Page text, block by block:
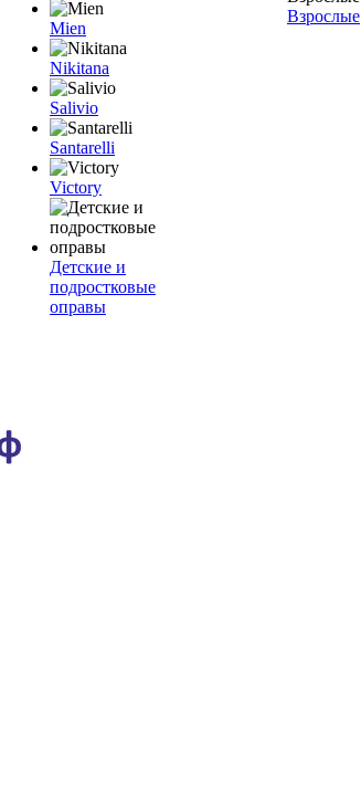
Mien
Nikitana
Salivio
Santarelli
Victory
Детские и
подростковые
оправы
Взрослые